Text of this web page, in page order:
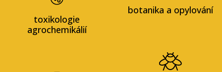
toxikologie
agrochemikálií
botanika a opylování